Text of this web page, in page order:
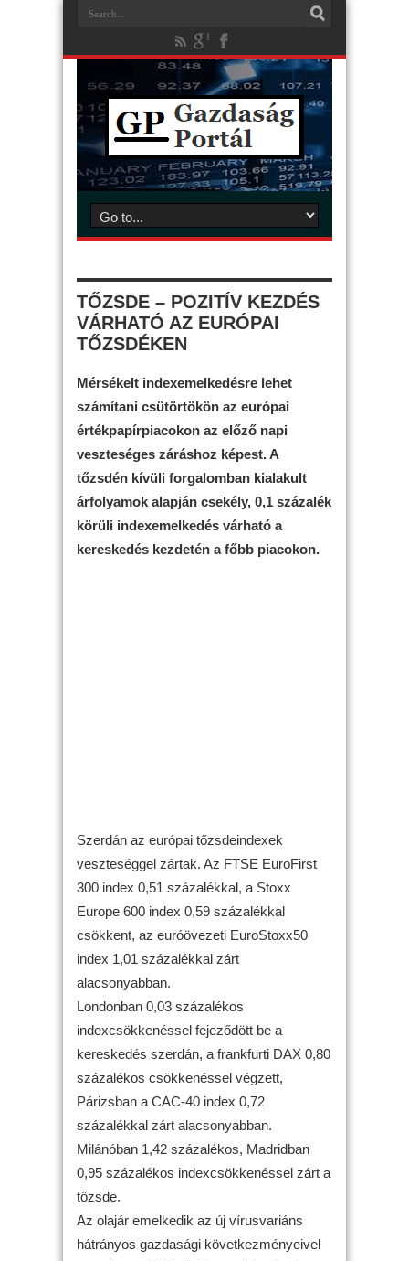
TŐZSDE – POZITÍV KEZDÉS
VÁRHATÓ AZ EURÓPAI
TŐZSDÉKEN
Mérsékelt indexemelkedésre lehet
számítani csütörtökön az európai
értékpapírpiacokon az előző napi
veszteséges záráshoz képest. A
tőzsdén kívüli forgalomban kialakult
árfolyamok alapján csekély, 0,1 százalék
körüli indexemelkedés várható a
kereskedés kezdetén a főbb piacokon.
Szerdán az európai tőzsdeindexek
veszteséggel zártak. Az FTSE EuroFirst
300 index 0,51 százalékkal, a Stoxx
Europe 600 index 0,59 százalékkal
csökkent, az euróövezeti EuroStoxx50
index 1,01 százalékkal zárt
alacsonyabban.
Londonban 0,03 százalékos
indexcsökkenéssel fejeződött be a
kereskedés szerdán, a frankfurti DAX 0,80
százalékos csökkenéssel végzett,
Párizsban a CAC-40 index 0,72
százalékkal zárt alacsonyabban.
Milánóban 1,42 százalékos, Madridban
0,95 százalékos indexcsökkenéssel zárt a
tőzsde.
Az olajár emelkedik az új vírusvariáns
hátrányos gazdasági következményeivel